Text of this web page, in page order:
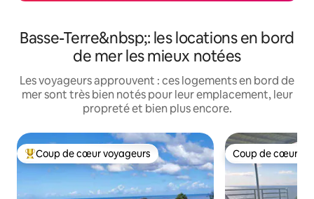
Basse-Terre&nbsp;: les locations en bord
de mer les mieux notées
Les voyageurs approuvent : ces logements en bord de
mer sont très bien notés pour leur emplacement, leur
propreté et bien plus encore.
Coups de cœur voyageurs les plus appréciés
Coup de cœur voyageurs Coup de cœur
Coup de cœur